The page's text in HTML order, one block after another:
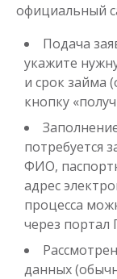
Сумма
Срок
официальный
Подача
укажите
и срок займа
кнопку
потребуется
ФИО,
адрес
процесса
через портал
данных